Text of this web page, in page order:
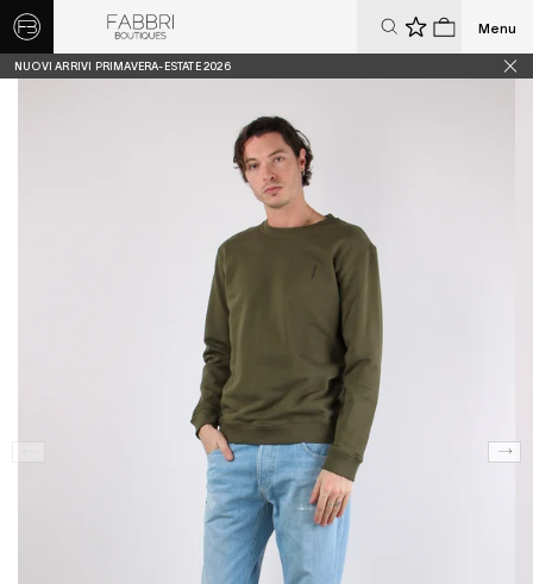
0 0
Menu
NUOVI ARRIVI PRIMAVERA-ESTATE 2026